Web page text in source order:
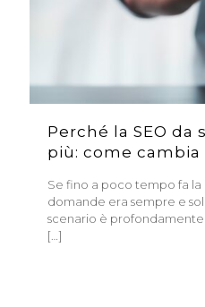
Perché la SEO da
più: come
Se fino a poco tempo fa la
domande era sempre e
scenario è
[…]